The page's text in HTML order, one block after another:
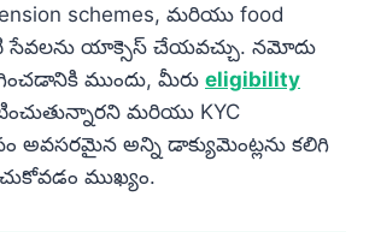
schemes, మరియు food
సేవలను యాక్సెస్ చేయవచ్చు. నమోదు
ముందు, మీరు eligibility
మరియు KYC
అవసరమైన అన్ని డాక్యుమెంట్లను కలిగి
ముఖ్యం.